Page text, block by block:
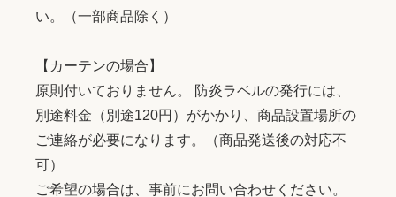
い。（一部商品除く）
【カーテンの場合】
原則付いておりません。 防炎ラベルの発行には、
別途料金（別途120円）がかかり、商品設置場所の
ご連絡が必要になります。（商品発送後の対応不
可）
ご希望の場合は、事前にお問い合わせください。